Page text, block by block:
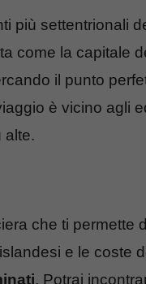
più settentrionali
come la capitale
il punto
è vicino agli
alte.
che ti permette
e le coste
. Potrai